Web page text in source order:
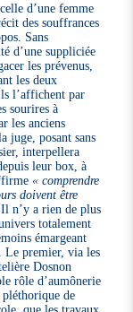
d’une femme
des souffrances
Sans
d’une suppliciée
les prévenus,
les deux
l’affichent par
sourires à
les anciens
juge, posant sans
interpellera
leur box, à
« comprendre
doivent être
n’y a rien de plus
totalement
émargeant
Le premier, via les
Dosnon
rôle d’aumônerie
de